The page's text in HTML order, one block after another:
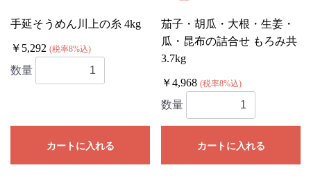
手延そうめん川上の糸 4kg
￥5,292 (税率8%込)
数量
カートに入れる
茄子・胡瓜・大根・生姜・
瓜・昆布の詰合せ もろみ共
3.7kg
￥4,968 (税率8%込)
数量
カートに入れる